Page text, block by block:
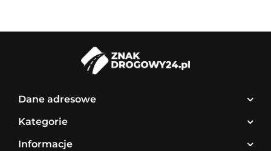
Dane adresowe
Kategorie
Informacje